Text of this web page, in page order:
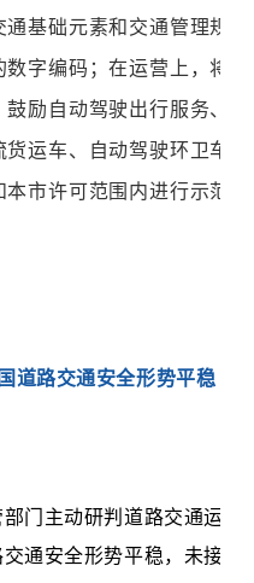
基础元素和交通管理规
字编码；在运营上，将
励自动驾驶出行服务、
运车、自动驾驶环卫车
市许可范围内进行示范
道路交通安全形势平稳
门主动研判道路交通运
通安全形势平稳，未接